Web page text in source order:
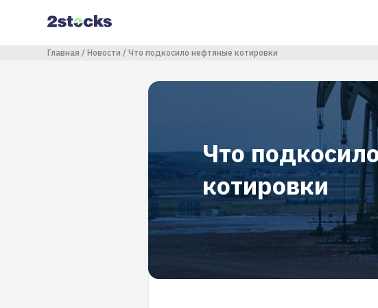
содержанию
Строка навигации
Главная Новости Что подкосило нефтяные котировки
Что
котировки